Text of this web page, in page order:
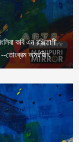
কবি এন রঞ্জিতাগী
--তোংব্রম অমরজিৎ